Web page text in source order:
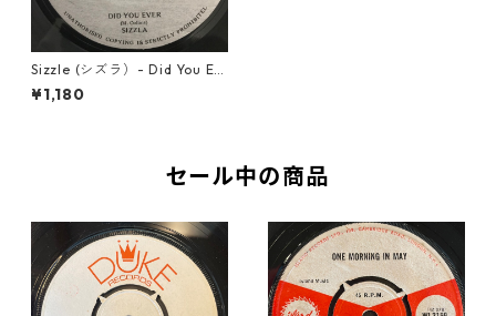
Sizzle (シズラ）- Did You Ev
er【7-10786】
¥1,180
セール中の商品